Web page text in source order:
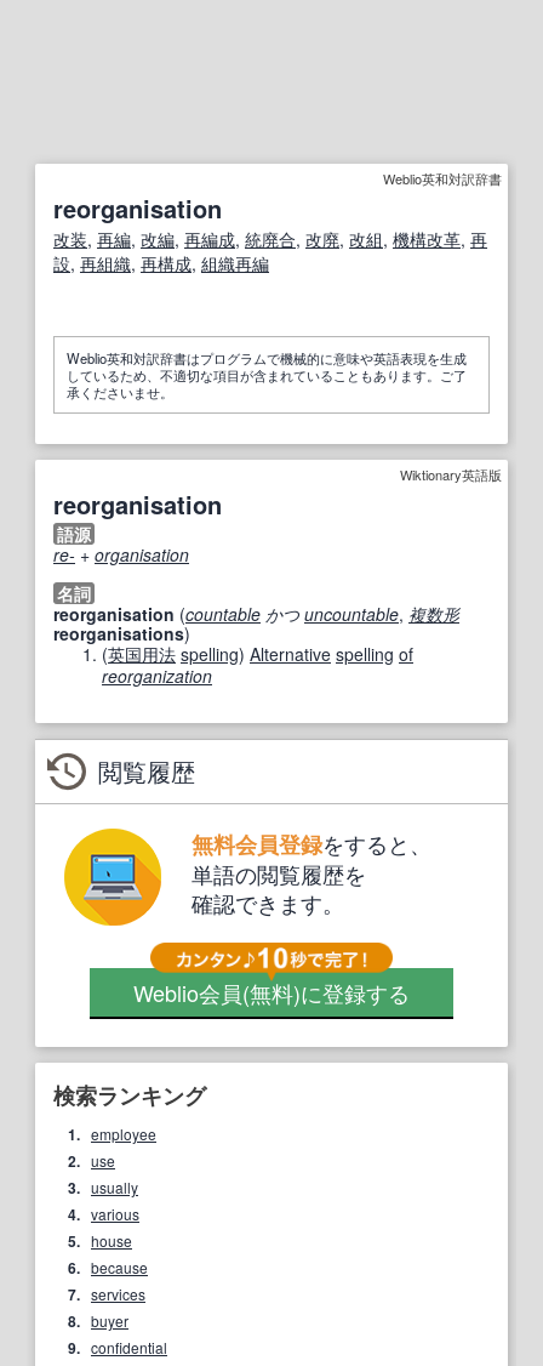
Weblio英和対訳辞書
reorganisation
改装, 再編, 改編, 再編成, 統廃合, 改廃, 改組, 機構改革, 再
設, 再組織, 再構成, 組織再編
Weblio英和対訳辞書はプログラムで機械的に意味や英語表現を生成
しているため、不適切な項目が含まれていることもあります。ご了
承くださいませ。
Wiktionary英語版
reorganisation
語源
re- +‎ organisation
名詞
reorganisation (countable かつ uncountable, 複数形
reorganisations)
(英国用法 spelling) Alternative spelling of
reorganization
閲覧履歴
無料会員登録をすると、
単語の閲覧履歴を
確認できます。
Weblio会員(無料)に登録する
検索ランキング
1. employee
2. use
3. usually
4. various
5. house
6. because
7. services
8. buyer
9. confidential